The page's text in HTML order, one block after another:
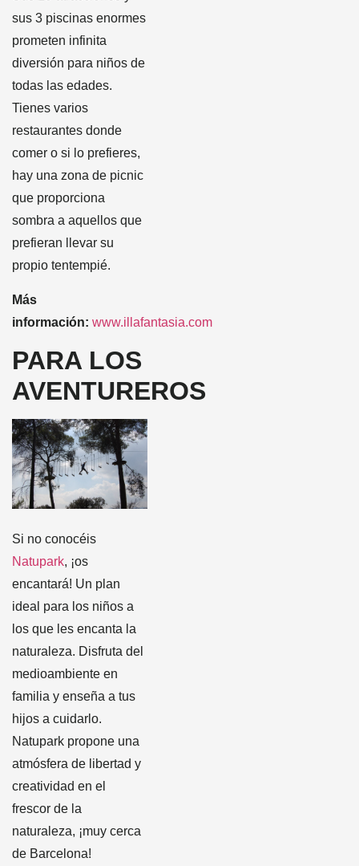
sus 3 piscinas enormes
prometen infinita
diversión para niños de
todas las edades.
Tienes varios
restaurantes donde
comer o si lo prefieres,
hay una zona de picnic
que proporciona
sombra a aquellos que
prefieran llevar su
propio tentempié.
Más
información: www.illafantasia.com
PARA LOS
AVENTUREROS
Si no conocéis
Natupark, ¡os
encantará! Un plan
ideal para los niños a
los que les encanta la
naturaleza. Disfruta del
medioambiente en
familia y enseña a tus
hijos a cuidarlo.
Natupark propone una
atmósfera de libertad y
creatividad en el
frescor de la
naturaleza, ¡muy cerca
de Barcelona!